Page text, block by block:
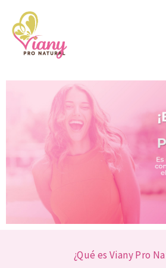
contenido
¿Qué es Viany Pro